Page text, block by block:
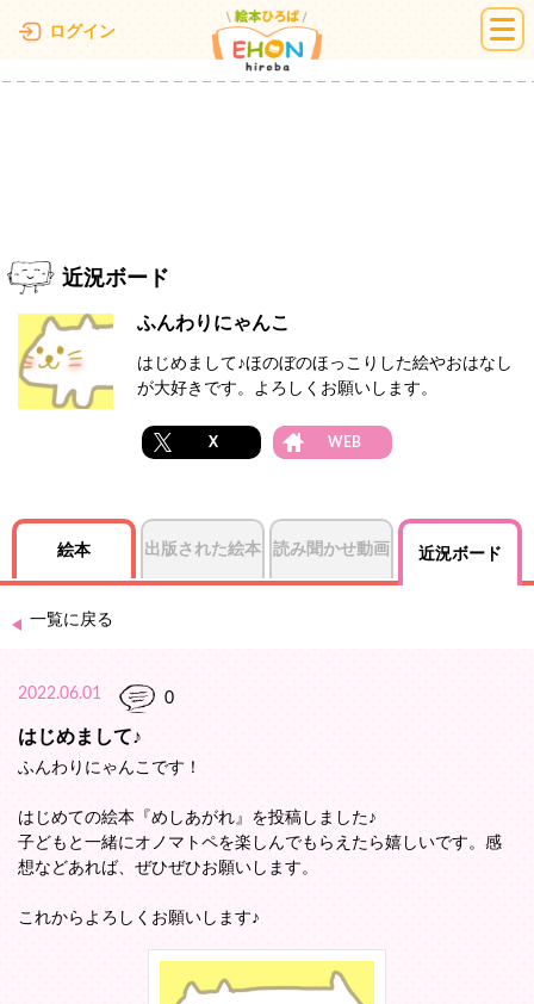
ログイン 絵本ひろば
近況ボード
ふんわりにゃんこ
はじめまして♪ほのぼのほっこりした絵やおはなし
が大好きです。よろしくお願いします。
X WEB
絵本 出版された絵本 読み聞かせ動画 近況ボード
一覧に戻る
2022.06.01 0
はじめまして♪
ふんわりにゃんこです！
はじめての絵本『めしあがれ』を投稿しました♪
子どもと一緒にオノマトペを楽しんでもらえたら嬉しいです。感
想などあれば、ぜひぜひお願いします。
これからよろしくお願いします♪